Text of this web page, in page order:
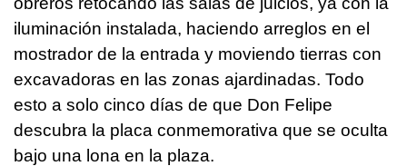
iluminación instalada, haciendo arreglos en el
mostrador de la entrada y moviendo tierras con
excavadoras en las zonas ajardinadas. Todo
esto a solo cinco días de que Don Felipe
descubra la placa conmemorativa que se oculta
bajo una lona en la plaza.